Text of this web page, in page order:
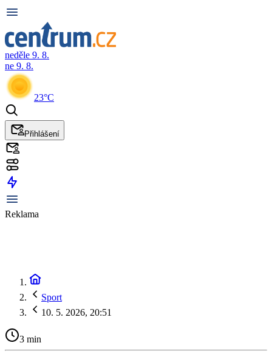
neděle 9. 8.
ne 9. 8.
23°C
Přihlášení
Reklama
Sport
10. 5. 2026, 20:51
3 min